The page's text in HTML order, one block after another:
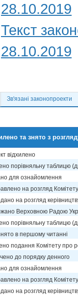
28.10.2019
Текст
28.10.2019
Зв'язані законопроекти
та знято з
відхилено
порівняльну таблицю
для ознайомлення
на розгляд Комітету
на розгляд
Верховною Радою
порівняльну таблицю
в першому читанні
подання Комітету про
до порядку денного
для ознайомлення
на розгляд Комітету
на розгляд